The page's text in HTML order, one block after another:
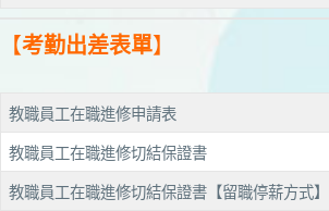
【考勤出差表單】
教職員工在職進修申請表
教職員工在職進修切結保證書
教職員工在職進修切結保證書【留職停薪方式】